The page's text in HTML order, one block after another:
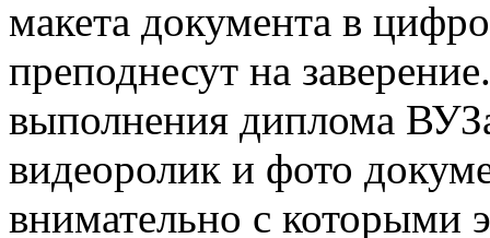
макета документа в
преподнесут на
выполнения диплома
видеоролик и фото
внимательно с которыми